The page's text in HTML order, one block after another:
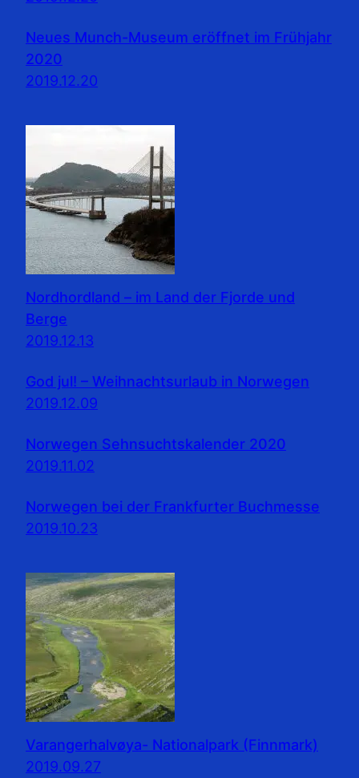
Neues Munch-Museum eröffnet im Frühjahr
2020
2019.12.20
Nordhordland – im Land der Fjorde und
Berge
2019.12.13
God jul! – Weihnachtsurlaub in Norwegen
2019.12.09
Norwegen Sehnsuchtskalender 2020
2019.11.02
Norwegen bei der Frankfurter Buchmesse
2019.10.23
Varangerhalvøya- Nationalpark (Finnmark)
2019.09.27